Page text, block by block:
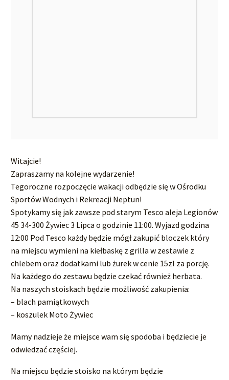
Witajcie!
Zapraszamy na kolejne wydarzenie!
Tegoroczne rozpoczęcie wakacji odbędzie się w Ośrodku
Sportów Wodnych i Rekreacji Neptun!
Spotykamy się jak zawsze pod starym Tesco aleja Legionów
45 34-300 Żywiec 3 Lipca o godzinie 11:00. Wyjazd godzina
12:00 Pod Tesco każdy będzie mógł zakupić bloczek który
na miejscu wymieni na kiełbaskę z grilla w zestawie z
chlebem oraz dodatkami lub żurek w cenie 15zl za porcję.
Na każdego do zestawu będzie czekać również herbata.
Na naszych stoiskach będzie możliwość zakupienia:
– blach pamiątkowych
– koszulek Moto Żywiec
Mamy nadzieje że miejsce wam się spodoba i będziecie je
odwiedzać częściej.
Na miejscu będzie stoisko na którym będzie